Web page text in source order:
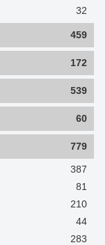
32
459
172
539
60
779
387
81
210
44
283